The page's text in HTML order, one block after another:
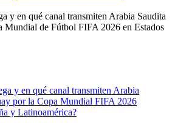
y en qué canal transmiten Arabia Saudita
Mundial de Fútbol FIFA 2026 en Estados